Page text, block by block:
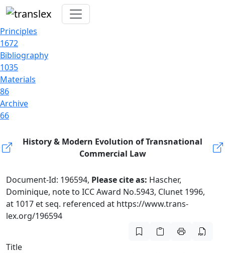
Principles
1672
Bibliography
1035
Materials
86
Archive
66
History & Modern Evolution of Transnational
Commercial Law
Document-Id: 196594, Please cite as: Hascher,
Dominique, note to ICC Award No.5943, Clunet 1996,
at 1017 et seq. referenced at https://www.trans-
lex.org/196594
Title